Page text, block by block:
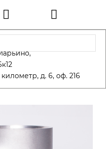
10-15
Петергоф,
д. 6, оф. 216
ЗВОНОК